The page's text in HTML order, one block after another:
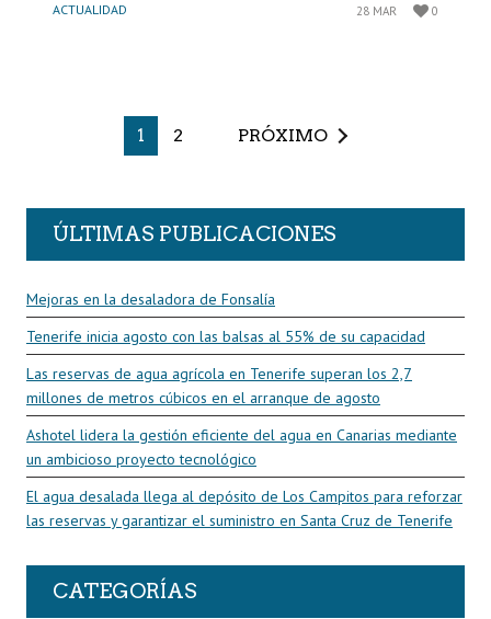
ACTUALIDAD 28 MAR 0
1 2 PRÓXIMO
ÚLTIMAS PUBLICACIONES
Mejoras en la desaladora de Fonsalía
Tenerife inicia agosto con las balsas al 55% de su capacidad
Las reservas de agua agrícola en Tenerife superan los 2,7
millones de metros cúbicos en el arranque de agosto
Ashotel lidera la gestión eficiente del agua en Canarias mediante
un ambicioso proyecto tecnológico
El agua desalada llega al depósito de Los Campitos para reforzar
las reservas y garantizar el suministro en Santa Cruz de Tenerife
CATEGORÍAS